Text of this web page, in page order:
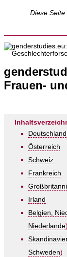
Diese Seite
Frauen-
Deutschland
Österreich
Schweiz
Frankreich
Irland
Belgien,
Niederlande)
Schweden)